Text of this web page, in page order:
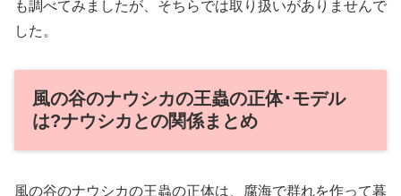
も調べてみましたが、そちらでは取り扱いがありませんで
した。
風の谷のナウシカの王蟲の正体･モデル
は?ナウシカとの関係まとめ
風の谷のナウシカの王蟲の正体は、腐海で群れを作って暮